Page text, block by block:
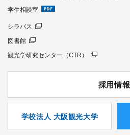
学生相談室
シラバス
図書館
観光学研究センター（CTR）
採用情報
学校法人 大阪観光大学